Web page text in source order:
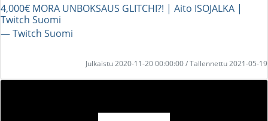
4,000€ MORA UNBOKSAUS GLITCHI?! | Aito ISOJALKA |
Twitch Suomi
― Twitch Suomi
Julkaistu 2020-11-20 00:00:00 / Tallennettu 2021-05-19